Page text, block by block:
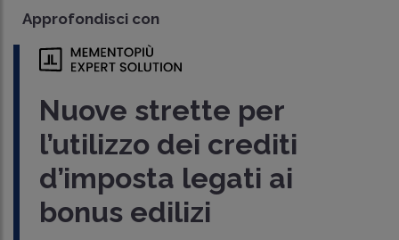
Approfondisci con
Nuove strette per
l’utilizzo dei crediti
d’imposta legati ai
bonus edilizi